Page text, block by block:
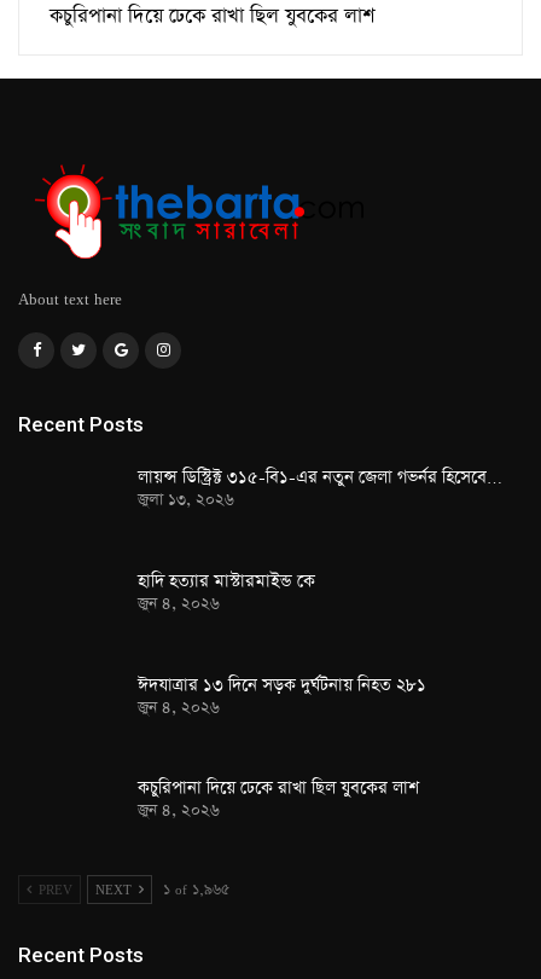
কচুরিপানা দিয়ে ঢেকে রাখা ছিল যুবকের লাশ
About text here
Recent Posts
লায়ন্স ডিস্ট্রিক্ট ৩১৫-বি১-এর নতুন জেলা গভর্নর হিসেবে…
জুলা ১৩, ২০২৬
হাদি হত্যার মাস্টারমাইন্ড কে
জুন ৪, ২০২৬
ঈদযাত্রার ১৩ দিনে সড়ক দুর্ঘটনায় নিহত ২৮১
জুন ৪, ২০২৬
কচুরিপানা দিয়ে ঢেকে রাখা ছিল যুবকের লাশ
জুন ৪, ২০২৬
PREV NEXT ১ of ১,৯৬৫
Recent Posts